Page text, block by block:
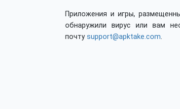
Приложения и игры,
обнаружили вирус или вам
почту support@apktake.com.